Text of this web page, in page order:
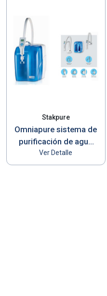
Stakpure
Omniapure sistema de
purificación de agua
(produce agua tipo I)
Ver Detalle